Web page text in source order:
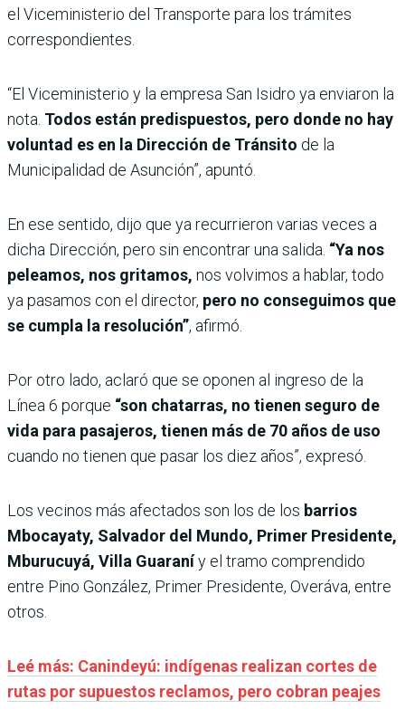
el Viceministerio del Transporte para los trámites
correspondientes.
“El Viceministerio y la empresa San Isidro ya enviaron la
nota. Todos están predispuestos, pero donde no hay
voluntad es en la Dirección de Tránsito de la
Municipalidad de Asunción”, apuntó.
En ese sentido, dijo que ya recurrieron varias veces a
dicha Dirección, pero sin encontrar una salida. “Ya nos
peleamos, nos gritamos, nos volvimos a hablar, todo
ya pasamos con el director, pero no conseguimos que
se cumpla la resolución”, afirmó.
Por otro lado, aclaró que se oponen al ingreso de la
Línea 6 porque “son chatarras, no tienen seguro de
vida para pasajeros, tienen más de 70 años de uso
cuando no tienen que pasar los diez años”, expresó.
Los vecinos más afectados son los de los barrios
Mbocayaty, Salvador del Mundo, Primer Presidente,
Mburucuyá, Villa Guaraníy el tramo comprendido
entre Pino González, Primer Presidente, Overáva, entre
otros.
Leé más: Canindeyú: indígenas realizan cortes de
rutas por supuestos reclamos, pero cobran peajes